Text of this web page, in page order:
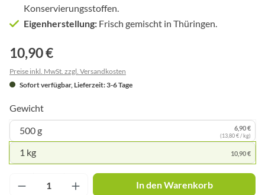
Konservierungsstoffen.
Eigenherstellung: Frisch gemischt in Thüringen.
10,90 €
Preise inkl. MwSt. zzgl. Versandkosten
Sofort verfügbar, Lieferzeit: 3-6 Tage
Gewicht
500 g
6,90 €
(13,80 € / kg)
1 kg 10,90 €
Produkt Anzahl: Gib den gewünschten
In den Warenkorb